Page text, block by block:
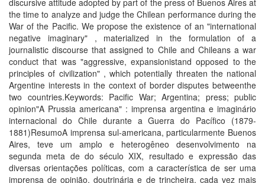
discursive attitude adopted by part of the press of Buenos Aires at
the time to analyze and judge the Chilean performance during the
War of the Pacific. We propose the existence of an "international
negative imaginary" , materialized in the formulation of a
journalistic discourse that assigned to Chile and Chileans a war
conduct that was "aggressive, expansionistand opposed to the
principles of civilization" , which potentially threaten the national
Argentine interests in the context of border disputes betweenthe
two countries.Keywords: Pacific War; Argentina; press; public
opinion"A Prussia americana" : imprensa argentina e imaginário
internacional do Chile durante a Guerra do Pací­fico (1879-
1881)ResumoA imprensa sul-americana, particularmente Buenos
Aires, teve um amplo e heterogêneo desenvolvimento na
segunda meta de do século XIX, resultado e expressão das
diversas orientações polí­ticas, com a caracterí­stica de ser uma
imprensa de opinião, doutrinária e de trincheira, cada vez mais